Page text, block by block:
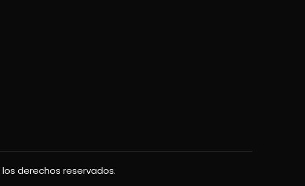
los derechos reservados.